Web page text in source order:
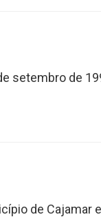
setembro de
de Cajamar